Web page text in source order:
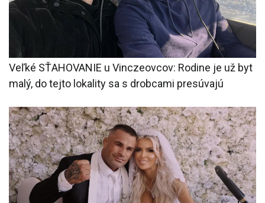
Veľké SŤAHOVANIE u Vinczeovcov: Rodine je už byt
malý, do tejto lokality sa s drobcami presúvajú